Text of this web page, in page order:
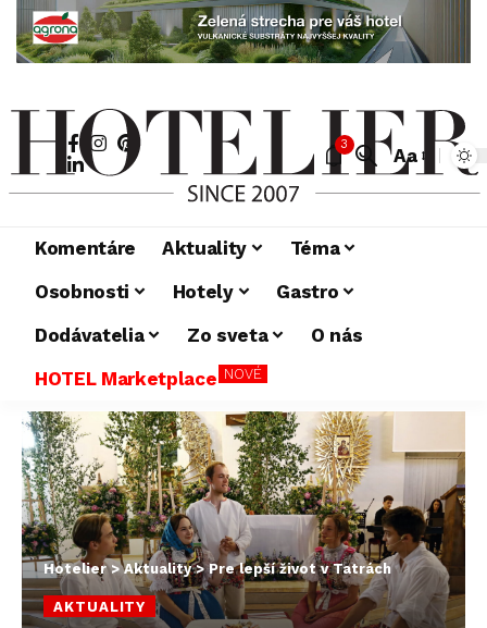
3
Aa
Komentáre Aktuality
Téma
Osobnosti
Hotely
Gastro
Dodávatelia
Zo sveta
O nás
HOTEL Marketplace NOVÉ
Hotelier>Aktuality>Pre lepší život v Tatrách
AKTUALITY